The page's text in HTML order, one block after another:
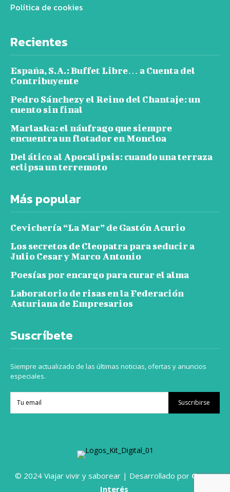
Política de cookies
Recientes
España, S.A.: Buffet Libre… a Cuenta del
Contribuyente
Pedro Sánchezy el Reino del Chantaje: un
cuento sin final
Marlaska: el náufrago que siempre
encuentra un flotador en Moncloa
Del ático al Apocalipsis: cuando una terraza
eclipsa un terremoto
Más popular
Cevichería “La Mar” de Gastón Acurio
Los secretos de Cleopatra para seducir a
Julio Cesar y Marco Antonio
Poesías por encargo para curar el alma
Laboratorio de risas en la Federación
Asturiana de Empresarios
Suscríbete
Siempre actualizado de las últimas noticias, ofertas y anuncios
especiales.
Suscribirse
© 2024 Viajar vivir y saborear | Desarrollado por Grupo
Interés